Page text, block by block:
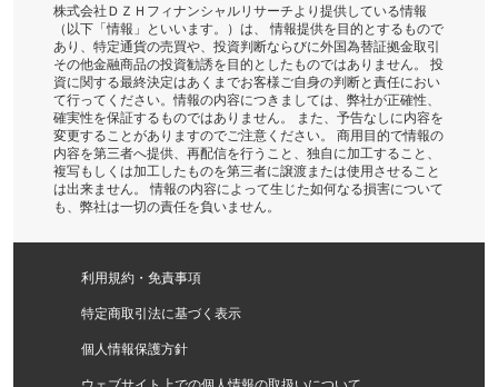
株式会社ＤＺＨフィナンシャルリサーチより提供している情報
（以下「情報」といいます。）は、 情報提供を目的とするもので
あり、特定通貨の売買や、投資判断ならびに外国為替証拠金取引
その他金融商品の投資勧誘を目的としたものではありません。 投
資に関する最終決定はあくまでお客様ご自身の判断と責任におい
て行ってください。情報の内容につきましては、弊社が正確性、
確実性を保証するものではありません。 また、予告なしに内容を
変更することがありますのでご注意ください。 商用目的で情報の
内容を第三者へ提供、再配信を行うこと、独自に加工すること、
複写もしくは加工したものを第三者に譲渡または使用させること
は出来ません。 情報の内容によって生じた如何なる損害について
も、弊社は一切の責任を負いません。
利用規約・免責事項
特定商取引法に基づく表示
個人情報保護方針